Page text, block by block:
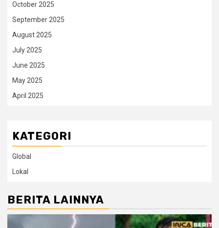
October 2025
September 2025
August 2025
July 2025
June 2025
May 2025
April 2025
KATEGORI
Global
Lokal
BERITA LAINNYA